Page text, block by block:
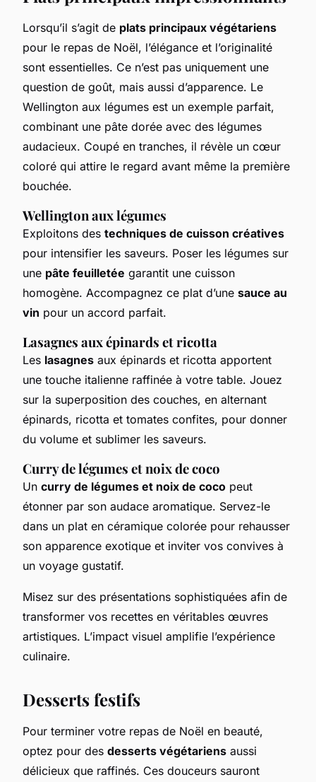
Lorsqu’il s’agit de plats principaux végétariens
pour le repas de Noël, l’élégance et l’originalité
sont essentielles. Ce n’est pas uniquement une
question de goût, mais aussi d’apparence. Le
Wellington aux légumes est un exemple parfait,
combinant une pâte dorée avec des légumes
audacieux. Coupé en tranches, il révèle un cœur
coloré qui attire le regard avant même la première
bouchée.
Wellington aux légumes
Exploitons des techniques de cuisson créatives
pour intensifier les saveurs. Poser les légumes sur
une pâte feuilletée garantit une cuisson
homogène. Accompagnez ce plat d’une sauce au
vin pour un accord parfait.
Lasagnes aux épinards et ricotta
Les lasagnes aux épinards et ricotta apportent
une touche italienne raffinée à votre table. Jouez
sur la superposition des couches, en alternant
épinards, ricotta et tomates confites, pour donner
du volume et sublimer les saveurs.
Curry de légumes et noix de coco
Un curry de légumes et noix de coco peut
étonner par son audace aromatique. Servez-le
dans un plat en céramique colorée pour rehausser
son apparence exotique et inviter vos convives à
un voyage gustatif.
Misez sur des présentations sophistiquées afin de
transformer vos recettes en véritables œuvres
artistiques. L’impact visuel amplifie l’expérience
culinaire.
Desserts festifs
Pour terminer votre repas de Noël en beauté,
optez pour des desserts végétariens aussi
délicieux que raffinés. Ces douceurs sauront